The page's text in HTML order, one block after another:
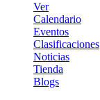
Ver
Calendario
Eventos
Clasificaciones
Noticias
Tienda
Blogs